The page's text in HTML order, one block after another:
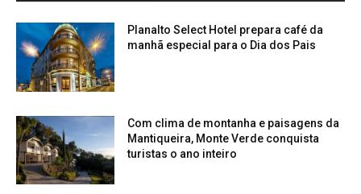
Planalto Select Hotel prepara café da
manhã especial para o Dia dos Pais
Com clima de montanha e paisagens da
Mantiqueira, Monte Verde conquista
turistas o ano inteiro